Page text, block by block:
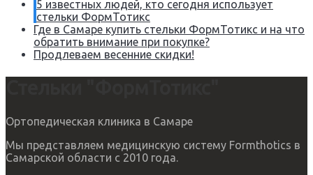
5 известных людей, кто сегодня использует
стельки ФормТотикс
Где в Самаре купить стельки ФормТотикс и на что
обратить внимание при покупке?
Продлеваем весенние скидки!
Ортопедическая клиника в Самаре
Мы представляем медицинскую систему Formthotics в
Самарской области с 2010 года.